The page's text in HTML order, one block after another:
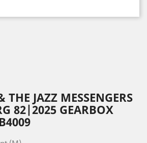
THE JAZZ MESSENGERS
82|2025 GEARBOX